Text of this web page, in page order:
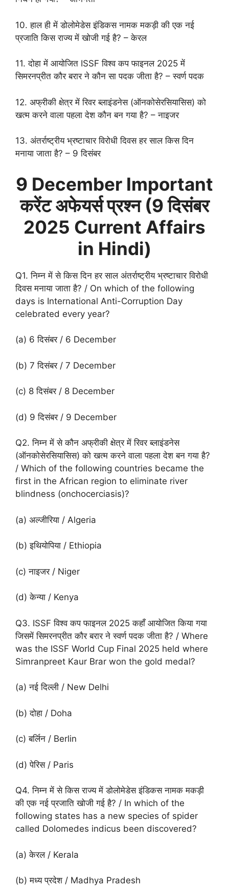
10. हाल ही में डोलोमेडेस इंडिकस नामक मकड़ी की एक नई
प्रजाति किस राज्य में खोजी गई है? – केरल
11. दोहा में आयोजित ISSF विश्व कप फाइनल 2025 में
सिमरनप्रीत कौर बरार ने कौन सा पदक जीता है? – स्वर्ण पदक
12. अफ्रीकी क्षेत्र में रिवर ब्लाइंडनेस (ऑनकोसेरसियासिस) को
खत्म करने वाला पहला देश कौन बन गया है? – नाइजर
13. अंतर्राष्ट्रीय भ्रष्टाचार विरोधी दिवस हर साल किस दिन
मनाया जाता है? – 9 दिसंबर
9 December Important
करेंट अफेयर्स प्रश्न (9 दिसंबर
2025 Current Affairs
in Hindi)
Q1. निम्न में से किस दिन हर साल अंतर्राष्ट्रीय भ्रष्टाचार विरोधी
दिवस मनाया जाता है? / On which of the following
days is International Anti-Corruption Day
celebrated every year?
(a) 6 दिसंबर / 6 December
(b) 7 दिसंबर / 7 December
(c) 8 दिसंबर / 8 December
(d) 9 दिसंबर / 9 December
Q2. निम्न में से कौन अफ्रीकी क्षेत्र में रिवर ब्लाइंडनेस
(ऑनकोसेरसियासिस) को खत्म करने वाला पहला देश बन गया है?
/ Which of the following countries became the
first in the African region to eliminate river
blindness (onchocerciasis)?
(a) अल्जीरिया / Algeria
(b) इथियोपिया / Ethiopia
(c) नाइजर / Niger
(d) केन्या / Kenya
Q3. ISSF विश्व कप फाइनल 2025 कहाँ आयोजित किया गया
जिसमें सिमरनप्रीत कौर बरार ने स्वर्ण पदक जीता है? / Where
was the ISSF World Cup Final 2025 held where
Simranpreet Kaur Brar won the gold medal?
(a) नई दिल्ली / New Delhi
(b) दोहा / Doha
(c) बर्लिन / Berlin
(d) पेरिस / Paris
Q4. निम्न में से किस राज्य में डोलोमेडेस इंडिकस नामक मकड़ी
की एक नई प्रजाति खोजी गई है? / In which of the
following states has a new species of spider
called Dolomedes indicus been discovered?
(a) केरल / Kerala
(b) मध्य प्रदेश / Madhya Pradesh